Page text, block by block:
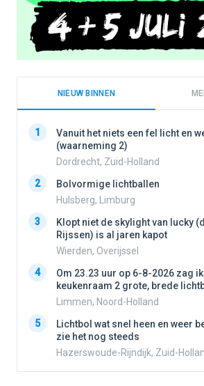
NIEUW BINNEN
1
Vanuit het niets een fel licht en
(waarneming 2)
Dordrecht, Zuid-Holland
2
Bolvormige lichtballen
Hulsberg, Limburg
3
Klopt niet de skylight van lucky
Rijssen) is al jaren kapot
Wierden, Overijssel
4
Om 23.23 uur op 6-8-2026 zag
keukenraam 2 grote, brede
Limmen, Noord-Holland
5
Lichtbol wat snel heen en weer
zie het nog steeds
Hazerswoude-Rijndijk, Zuid-